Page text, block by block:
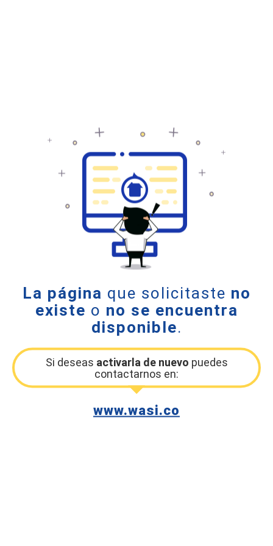
La página que solicitaste no
existe o no se encuentra
disponible.
Si deseas activarla de nuevo puedes
contactarnos en:
www.wasi.co